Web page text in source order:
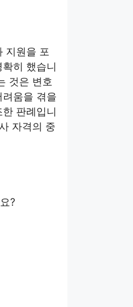
지원을 포
히 했습니
것은 변호
움을 겪을
판례입니
자격의 중
?